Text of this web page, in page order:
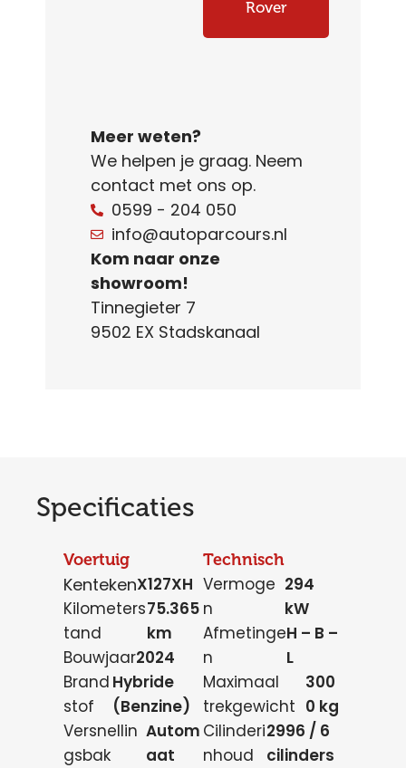
Rover
Meer weten?
We helpen je graag. Neem
contact met ons op.
0599 - 204 050
info@autoparcours.nl
Kom naar onze
showroom!
Tinnegieter 7
9502 EX Stadskanaal
Specificaties
Voertuig
KentekenX127XH
Kilometers
tand
75.365
km
Bouwjaar2024
Brand
stof
Hybride
(Benzine)
Versnellin
gsbak
Autom
aat
Technisch
Vermoge
n
294
kW
Afmetinge
n
H – B –
L
Maximaal
trekgewicht
300
0 kg
Cilinderi
nhoud
2996 / 6
cilinders